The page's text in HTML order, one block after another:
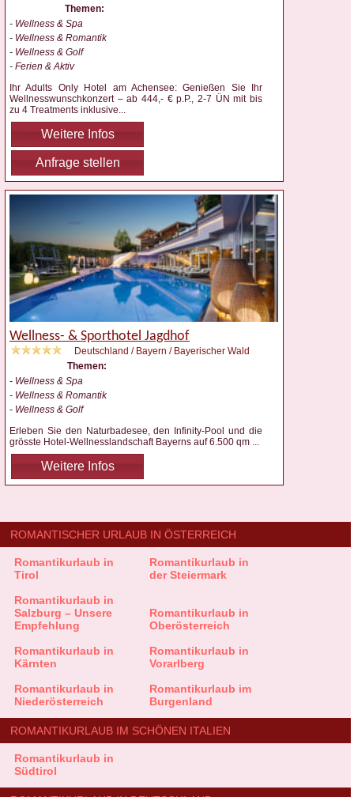
Themen:
- Wellness & Spa
- Wellness & Romantik
- Wellness & Golf
- Ferien & Aktiv
Ihr Adults Only Hotel am Achensee: Genießen Sie Ihr
Wellnesswunschkonzert – ab 444,- € p.P., 2-7 ÜN mit bis
zu 4 Treatments inklusive...
Weitere Infos
Anfrage stellen
Wellness- & Sporthotel Jagdhof
Deutschland / Bayern / Bayerischer Wald
Themen:
- Wellness & Spa
- Wellness & Romantik
- Wellness & Golf
Erleben Sie den Naturbadesee, den Infinity-Pool und die
grösste Hotel-Wellnesslandschaft Bayerns auf 6.500 qm
Weitere Infos
ROMANTISCHER URLAUB IN ÖSTERREICH
Romantikurlaub in
Tirol
Romantikurlaub in
der Steiermark
Romantikurlaub in
Salzburg – Unsere
Empfehlung
Romantikurlaub in
Oberösterreich
Romantikurlaub in
Kärnten
Romantikurlaub in
Vorarlberg
Romantikurlaub in
Niederösterreich
Romantikurlaub im
Burgenland
ROMANTIKURLAUB IM SCHÖNEN ITALIEN
Romantikurlaub in
Südtirol